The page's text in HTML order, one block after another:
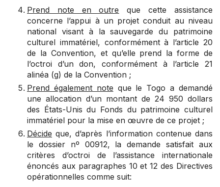
Prend note en outre que cette assistance
concerne l’appui à un projet conduit au niveau
national visant à la sauvegarde du patrimoine
culturel immatériel, conformément à l’article 20
de la Convention, et qu’elle prend la forme de
l’octroi d’un don, conformément à l’article 21
alinéa (g) de la Convention ;
Prend également note que le Togo a demandé
une allocation d’un montant de 24 950 dollars
des États-Unis du Fonds du patrimoine culturel
immatériel pour la mise en œuvre de ce projet ;
Décide que, d’après l’information contenue dans
le dossier nº 00912, la demande satisfait aux
critères d’octroi de l’assistance internationale
énoncés aux paragraphes 10 et 12 des Directives
opérationnelles comme suit: